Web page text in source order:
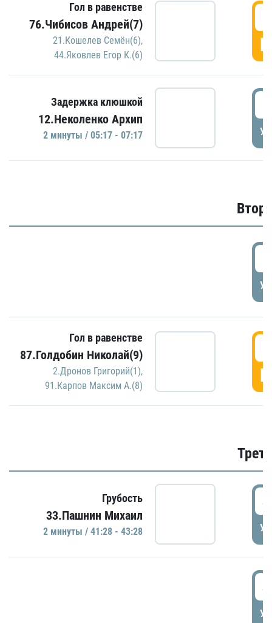
Гол в равенстве
76.Чибисов Андрей(7)
21.Кошелев Семён(6),
44.Яковлев Егор К.(6)
Задержка клюшкой
12.Неколенко Архип
2 минуты / 05:17 - 07:17
Гол в равенстве
87.Голдобин Николай(9)
2.Дронов Григорий(1),
91.Карпов Максим А.(8)
Грубость
33.Пашнин Михаил
2 минуты / 41:28 - 43:28